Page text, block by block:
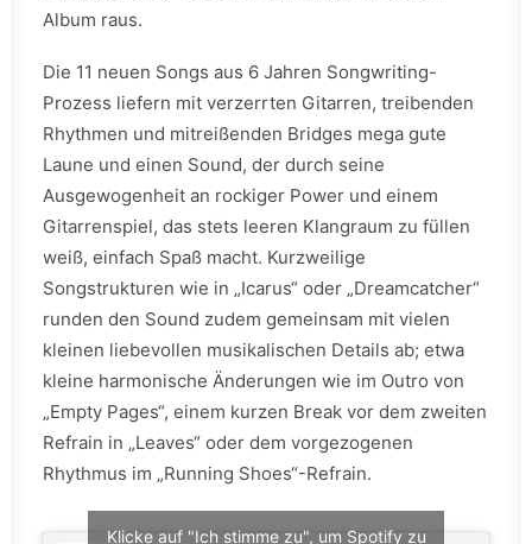
Album raus.
Die 11 neuen Songs aus 6 Jahren Songwriting-
Prozess liefern mit verzerrten Gitarren, treibenden
Rhythmen und mitreißenden Bridges mega gute
Laune und einen Sound, der durch seine
Ausgewogenheit an rockiger Power und einem
Gitarrenspiel, das stets leeren Klangraum zu füllen
weiß, einfach Spaß macht. Kurzweilige
Songstrukturen wie in „Icarus“ oder „Dreamcatcher“
runden den Sound zudem gemeinsam mit vielen
kleinen liebevollen musikalischen Details ab; etwa
kleine harmonische Änderungen wie im Outro von
„Empty Pages“, einem kurzen Break vor dem zweiten
Refrain in „Leaves“ oder dem vorgezogenen
Rhythmus im „Running Shoes“-Refrain.
Klicke auf "Ich stimme zu", um Spotify zu